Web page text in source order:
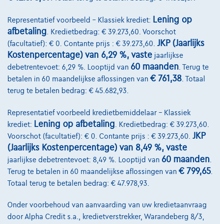
Kia Ceed SportswagonGold 1.0T
11/2023
6.924 km Benzine Manueel 74 kW ( 100 PK )
€20.990 ✓BTW aftrekbaar
Vanaf€316,94/maandmet een laatste
Ontdek het volledige cijfervoorbeeld
Representatief voorbeeld – Klassiek krediet: Lening op
afbetaling . Kredietbedrag: € 39.273,60. Voorschot
(facultatief): € 0. Contante prijs : € 39.273,60. JKP (Jaarlijks
Kostenpercentage) van 6,29 %, vaste jaarlijkse
debetrentevoet: 6,29 %. Looptijd van 60 maanden . Terug te
betalen in 60 maandelijkse aflossingen van € 761,38 . Totaal
terug te betalen bedrag: € 45.682,93.
Representatief voorbeeld kredietbemiddelaar – Klassiek
krediet: Lening op afbetaling . Kredietbedrag: € 39.273,60.
Voorschot (facultatief): € 0. Contante prijs : € 39.273,60. JKP
(Jaarlijks Kostenpercentage) van 8,49 %, vaste
jaarlijkse debetrentevoet: 8,49 %. Looptijd van 60 maanden
Terug te betalen in 60 maandelijkse aflossingen van € 799,65.
Totaal terug te betalen bedrag: € 47.978,93.
Onder voorbehoud van aanvaarding van uw kredietaanvraag
door Alpha Credit s.a., kredietverstrekker, Warandeberg 8/3,